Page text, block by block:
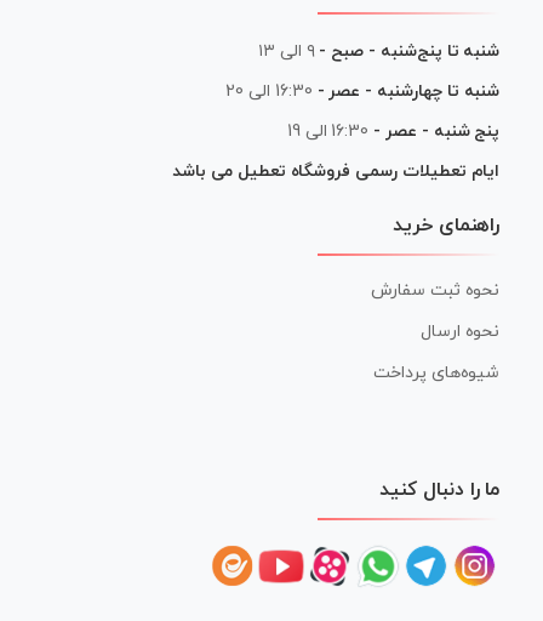
شنبه تا پنج‌شنبه - صبح - ۹ الی ۱۳
شنبه تا چهارشنبه - عصر - 16:30 الی 20
پنج شنبه - عصر - 16:30 الی 19
ایام تعطیلات رسمی فروشگاه تعطیل می باشد
راهنمای خرید
نحوه ثبت سفارش
نحوه ارسال
شیوه‌های پرداخت
ما را دنبال کنید